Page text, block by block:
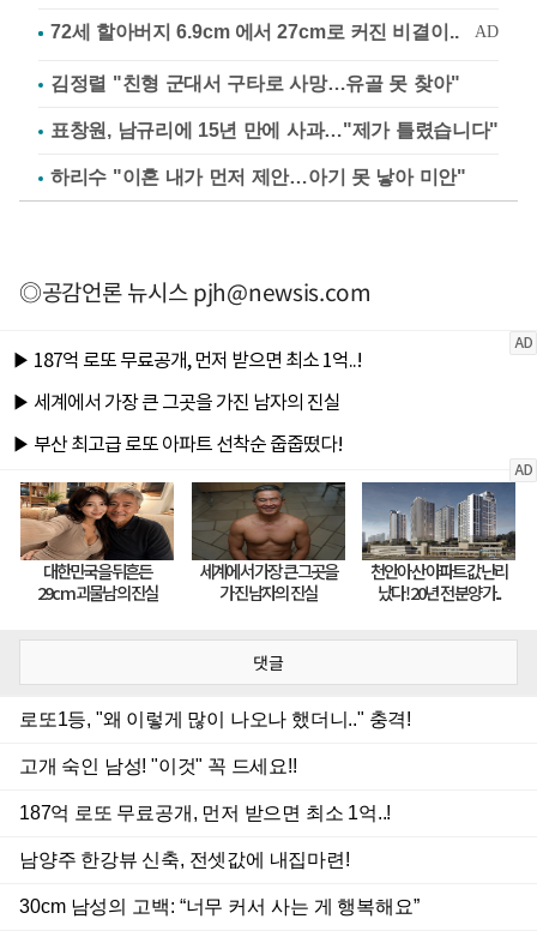
김정렬 "친형 군대서 구타로 사망…유골 못 찾아"
표창원, 남규리에 15년 만에 사과…"제가 틀렸습니다"
하리수 "이혼 내가 먼저 제안…아기 못 낳아 미안"
◎공감언론 뉴시스pjh@newsis.com
댓글